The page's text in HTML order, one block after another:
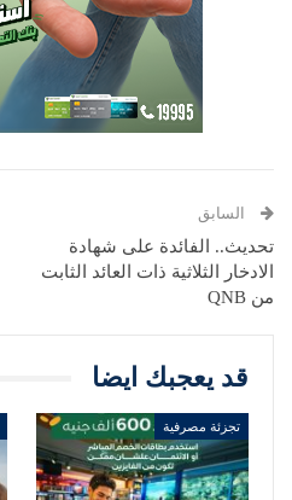
السابق
تحديث.. الفائدة على شهادة
الادخار الثلاثية ذات العائد الثابت
من QNB
قد يعجبك ايضا
تجزئة مصرفية